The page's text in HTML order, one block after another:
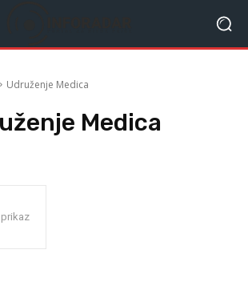
Udruženje Medica
Medica